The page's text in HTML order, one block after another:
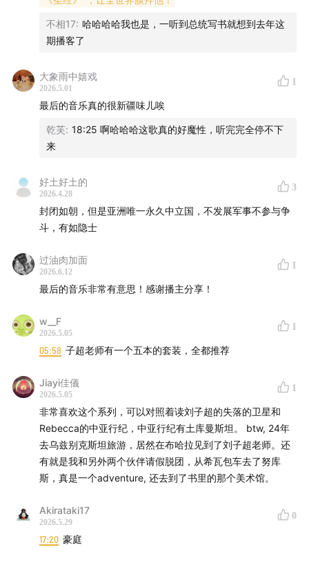
迷们心心念念的安息、粟特、花剌子模、帖木儿帝国的遗
迹，也是当下大国角力的经济样本——丰富的天然气和各
种战略资源，肯定是兵家必争之地。
但兵家必争归兵家必争，到底当地真实情况是怎么样？老
百姓的生活什么样？最近这些年，他们有没有从苏联模式
职业病又犯了，作为做小众新兴市场研究的，我还是想多
伊拉克那些天天天更新，元气有点伤了，这次不太敢立
flag 了。所以接下来的这11天，我这次就不立每天一更新
和经济观察分享给大家。
播客里分享的土库曼 Pop Music：Mährijemal · Atabaý
Çargulyýew
时间戳:
00:00 从伊拉克到中亚：那个不再可靠的"以后"
美伊战争边缘的土库曼，与一个噩耗
尼亚佐夫的 21 年 · 一个被亲手"设计"出来的奇葩
经济观察 · 用一个字看懂土库曼斯坦：“气”。以及
不相17: 哈哈哈哈我也是，一听到总统写书就想到去年这
期播客了
大象雨中嬉戏
2026.5.01
1
最后的音乐真的很新疆味儿唉
乾芙: 18:25 啊哈哈哈这歌真的好魔性，听完完全停不下
来
好土好土的
2026.4.28
3
封闭如朝，但是亚洲唯一永久中立国，不发展军事不参与争
斗，有如隐士
过油肉加面
2026.6.12
1
最后的音乐非常有意思！感谢播主分享！
w__F
2026.5.05
1
05:58 子超老师有一个五本的套装，全都推荐
Jiayi佳儀
2026.5.05
1
非常喜欢这个系列，可以对照着读刘子超的失落的卫星和
Rebecca的中亚行纪，中亚行纪有土库曼斯坦。 btw, 24年
去乌兹别克斯坦旅游，居然在布哈拉见到了刘子超老师。还
有就是我和另外两个伙伴请假脱团，从希瓦包车去了努库
斯，真是一个adventure, 还去到了书里的那个美术馆。
Akirataki17
2026.5.29
0
17:20 豪庭